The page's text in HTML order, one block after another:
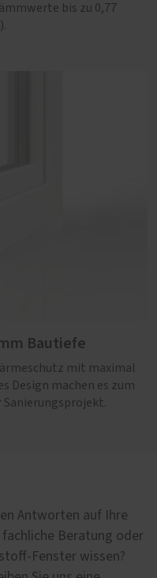
bis zu 0,77
Bautiefe
mit maximal
Design machen es zum
Antworten auf Ihre
Beratung oder
Fenster wissen?